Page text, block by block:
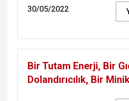
30/05/2022
Bir Tutam Enerji, Bir
Dolandırıcılık, Bir